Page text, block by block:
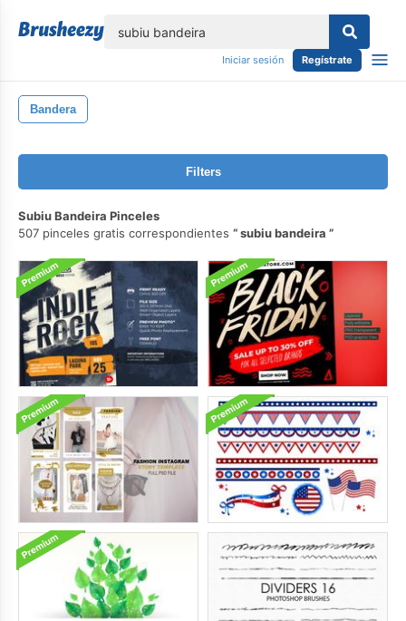
Iniciar sesión Regístrate
Bandera
Filters
Subiu Bandeira Pinceles
507 pinceles gratis correspondientes
subiu bandeira